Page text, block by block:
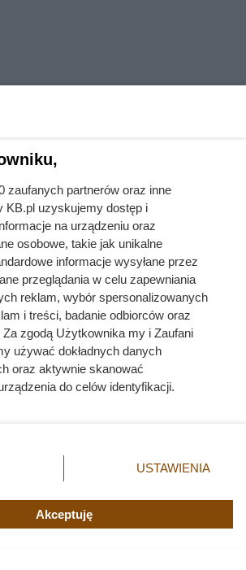
przerwały milczenie. „Żyliśmy
rozcięci piłą i przybici do krzyża
zaufanych partnerów oraz inne
KB.pl uzyskujemy dostęp i
na urządzeniu oraz
osobowe, takie jak unikalne
informacje wysyłane przez
przeglądania w celu zapewniania
reklam, wybór spersonalizowanych
i treści, badanie odbiorców oraz
Za zgodą Użytkownika my i Zaufani
używać dokładnych danych
oraz aktywnie skanować
do celów identyfikacji.
przycisk ustawień prywatności
dolnym rogu strony. Niektóre
prawo sprzeciwić się takiemu
będą miały zastosowania tylko
USTAWIENIA
Akceptuję